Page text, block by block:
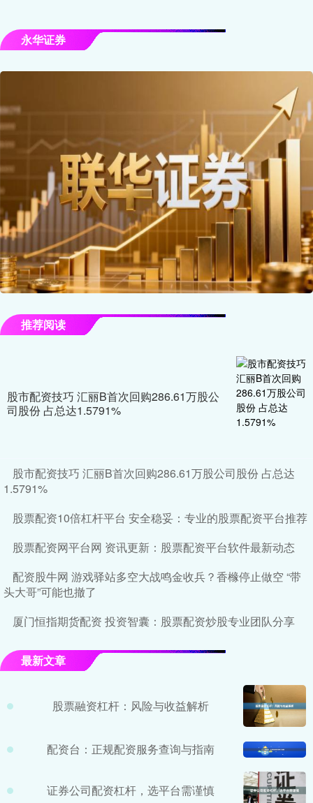
永华证券
推荐阅读
股市配资技巧 汇丽B首次回购286.61万股公
司股份 占总达1.5791%
股市配资技巧 汇丽B首次回购286.61万股公司股份 占总达
1.5791%
股票配资10倍杠杆平台 安全稳妥：专业的股票配资平台推荐
股票配资网平台网 资讯更新：股票配资平台软件最新动态
配资股牛网 游戏驿站多空大战鸣金收兵？香橼停止做空 “带
头大哥”可能也撤了
厦门恒指期货配资 投资智囊：股票配资炒股专业团队分享
最新文章
股票融资杠杆：风险与收益解析
配资台：正规配资服务查询与指南
证券公司配资杠杆，选平台需谨慎